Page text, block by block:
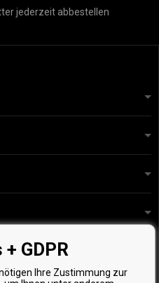
jederzeit abbestellen
24 Stunden antworten.
und Versand
GDPR
Ihre Zustimmung zur